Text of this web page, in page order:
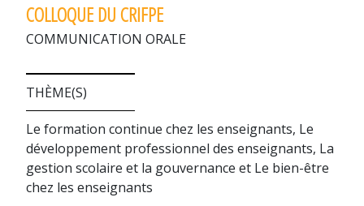
COLLOQUE DU CRIFPE
COMMUNICATION ORALE
THÈME(S)
Le formation continue chez les enseignants, Le
développement professionnel des enseignants, La
gestion scolaire et la gouvernance et Le bien-être
chez les enseignants